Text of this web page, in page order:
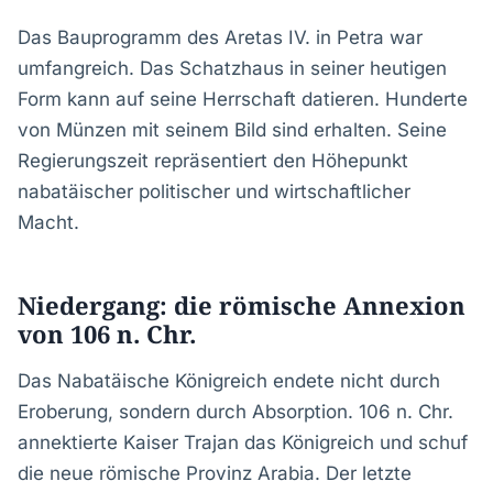
Das Bauprogramm des Aretas IV. in Petra war
umfangreich. Das Schatzhaus in seiner heutigen
Form kann auf seine Herrschaft datieren. Hunderte
von Münzen mit seinem Bild sind erhalten. Seine
Regierungszeit repräsentiert den Höhepunkt
nabatäischer politischer und wirtschaftlicher
Macht.
Niedergang: die römische Annexion
von 106 n. Chr.
Das Nabatäische Königreich endete nicht durch
Eroberung, sondern durch Absorption. 106 n. Chr.
annektierte Kaiser Trajan das Königreich und schuf
die neue römische Provinz Arabia. Der letzte